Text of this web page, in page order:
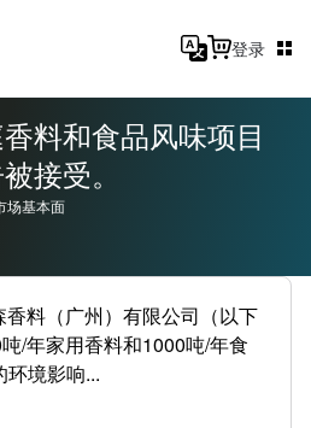
登录
料和食品风味项目
接受。
场基本面
料（广州）有限公司（以下
/年家用香料和1000吨/年食
境影响...